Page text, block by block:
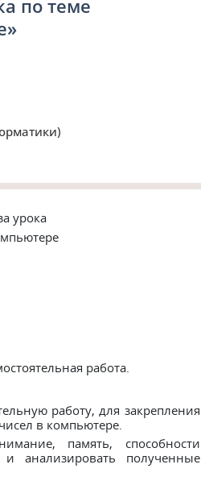
по теме
урока
работа.
работу, для закрепления
в компьютере.
память, способности
анализировать полученные